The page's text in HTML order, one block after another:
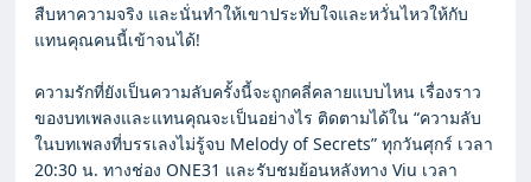
สืบหาความจริง และนั่นทำให้เขาประทับใจและหวั่นไหวให้กับ
แทนคุณคนนี้เข้าจนได้!
ความรักที่ยังเป็นความลับครั้งนี้จะถูกคลี่คลายแบบไหน เรื่องราว
ของบทเพลงและแทนคุณจะเป็นอย่างไร ติดตามได้ใน “ความลับ
ในบทเพลงที่บรรเลงไม่รู้จบ Melody of Secrets” ทุกวันศุกร์ เวลา
20:30 น. ทางช่อง ONE31 และรับชมย้อนหลังทาง Viu เวลา